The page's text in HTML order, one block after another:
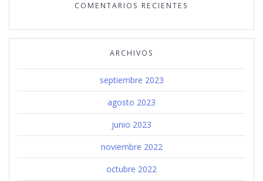
COMENTARIOS RECIENTES
ARCHIVOS
septiembre 2023
agosto 2023
junio 2023
noviembre 2022
octubre 2022